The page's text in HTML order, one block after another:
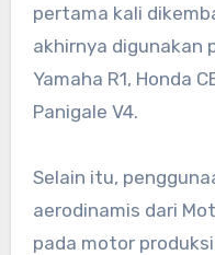
pertama kali
akhirnya digunakan
Yamaha R1, Honda
Panigale V4.
Selain itu,
aerodinamis dari
pada motor